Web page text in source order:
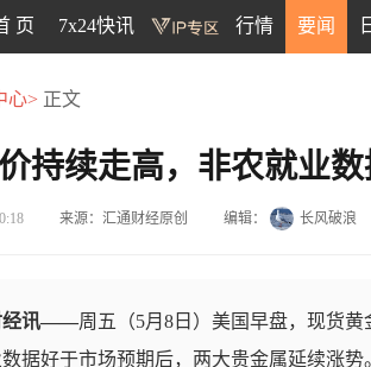
页 7x24快讯 行情 要闻
心> 正文
持续走高，非农就业
来源：汇通财经原创 编辑： 长风破浪
经讯——周五（5月8日）美国早盘，现货
数据好于市场预期后，两大贵金属延续涨